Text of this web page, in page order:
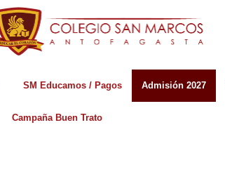
SM Educamos / Pagos Admisión 2027
Campaña Buen Trato